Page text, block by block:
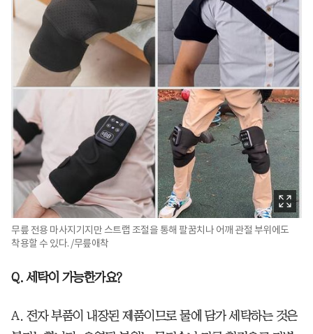
무릎 전용 마사지기지만 스트랩 조절을 통해 팔꿈치나 어깨 관절 부위에도
착용할 수 있다. /무릎애착
Q. 세탁이 가능한가요?
A. 전자 부품이 내장된 제품이므로 물에 담가 세탁하는 것은